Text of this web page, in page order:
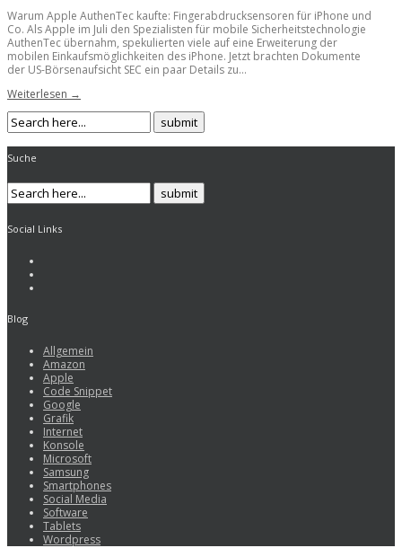
Warum Apple AuthenTec kaufte: Fingerabdrucksensoren für iPhone und
Co. Als Apple im Juli den Spezialisten für mobile Sicherheitstechnologie
AuthenTec übernahm, spekulierten viele auf eine Erweiterung der
mobilen Einkaufsmöglichkeiten des iPhone. Jetzt brachten Dokumente
der US-Börsenaufsicht SEC ein paar Details zu...
Weiterlesen →
Suche
Social Links
Blog
Allgemein
Amazon
Apple
Code Snippet
Google
Grafik
Internet
Konsole
Microsoft
Samsung
Smartphones
Social Media
Software
Tablets
Wordpress